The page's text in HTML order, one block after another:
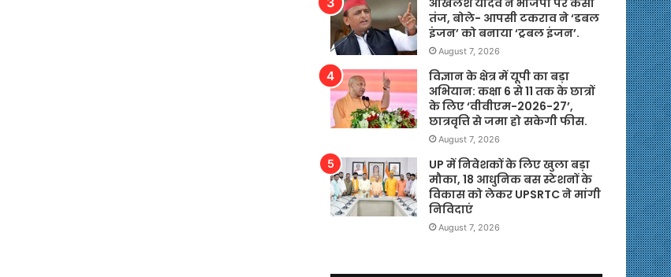
अखिलेश यादव ने भाजपा पर कसा
तंज, बोले- आपसी टकराव ने ‘डबल
इंजन’ को बनाया ‘ट्रबल इंजन’.
August 7, 2026
विज्ञान के क्षेत्र में यूपी का बड़ा
अभियान: कक्षा 6 से 11 तक के छात्रों
के लिए ‘वीवीएम-2026-27’,
छात्रवृत्ति से जमा हो सकेगी फीस.
August 7, 2026
UP में निवेशकों के लिए खुला बड़ा
मौका, 18 आधुनिक बस स्टेशनों के
विकास को लेकर UPSRTC ने मांगी
निविदाएं
August 7, 2026